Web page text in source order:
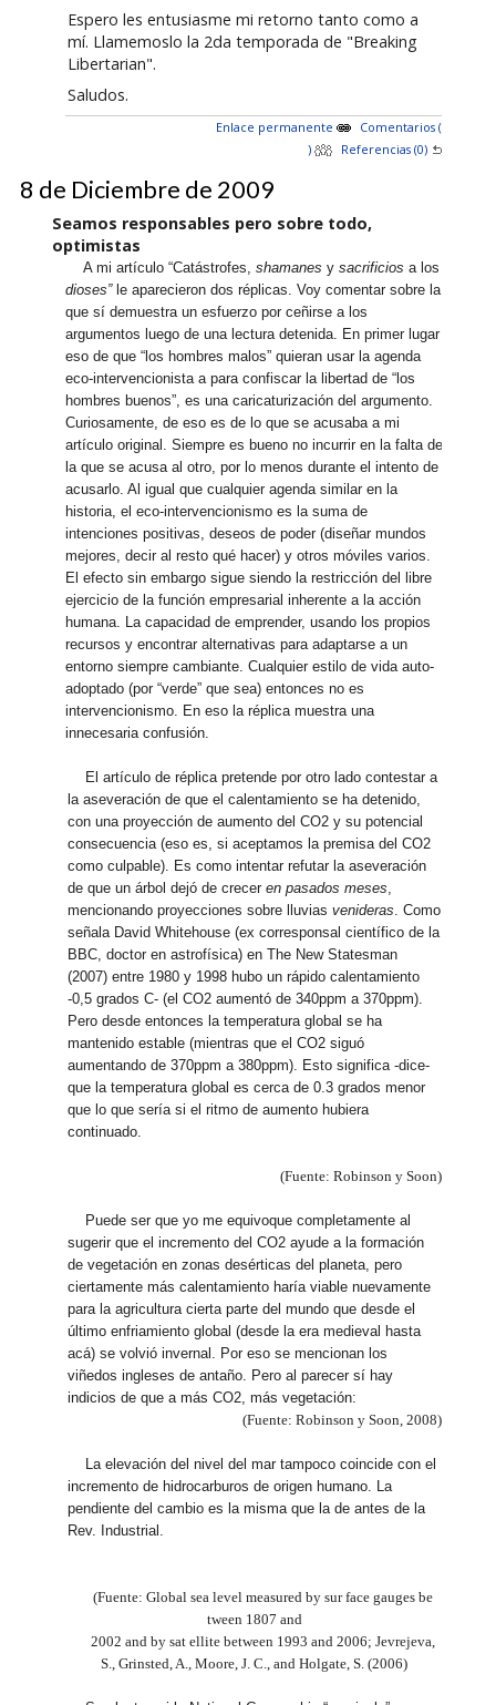
Espero les entusiasme mi retorno tanto como a
mí. Llamemoslo la 2da temporada de "Breaking
Libertarian".
Saludos.
Enlace permanente
Comentarios (
)
Referencias (0)
8 de Diciembre de 2009
Seamos responsables pero sobre todo,
optimistas
A mi artículo “Catástrofes,shamanes ysacrificios a los
dioses” le aparecieron dos réplicas. Voy comentar sobre la
que sí demuestra un esfuerzo por ceñirse a los
argumentos luego de una lectura detenida. En primer lugar
eso de que “los hombres malos” quieran usar la agenda
eco-intervencionista a para confiscar la libertad de “los
hombres buenos”, es una caricaturización del argumento.
Curiosamente, de eso es de lo que se acusaba a mi
artículo original. Siempre es bueno no incurrir en la falta de
la que se acusa al otro, por lo menos durante el intento de
acusarlo. Al igual que cualquier agenda similar en la
historia, el eco-intervencionismo es la suma de
intenciones positivas, deseos de poder (diseñar mundos
mejores, decir al resto qué hacer) y otros móviles varios.
El efecto sin embargo sigue siendo la restricción del libre
ejercicio de la función empresarial inherente a la acción
humana. La capacidad de emprender, usando los propios
recursos y encontrar alternativas para adaptarse a un
entorno siempre cambiante. Cualquier estilo de vida auto-
adoptado (por “verde” que sea) entonces no es
intervencionismo. En eso la réplica muestra una
innecesaria confusión.
El artículo de réplica pretende por otro lado contestar a
la aseveración de que el calentamiento se ha detenido,
con una proyección de aumento del CO2 y su potencial
consecuencia (eso es, si aceptamos la premisa del CO2
como culpable). Es como intentar refutar la aseveración
de que un árbol dejó de creceren pasados meses,
mencionando proyecciones sobre lluviasvenideras. Como
señala David Whitehouse (ex corresponsal científico de la
BBC, doctor en astrofísica) en The New Statesman
(2007) entre 1980 y 1998 hubo un rápido calentamiento
-0,5 grados C- (el CO2 aumentó de 340ppm a 370ppm).
Pero desde entonces la temperatura global se ha
mantenido estable (mientras que el CO2 siguó
aumentando de 370ppm a 380ppm). Esto significa -dice-
que la temperatura global es cerca de 0.3 grados menor
que lo que sería si el ritmo de aumento hubiera
continuado.
(Fuente: Robinson y Soon)
Puede ser que yo me equivoque completamente al
sugerir que el incremento del CO2 ayude a la formación
de vegetación en zonas desérticas del planeta, pero
ciertamente más calentamiento haría viable nuevamente
para la agricultura cierta parte del mundo que desde el
último enfriamiento global (desde la era medieval hasta
acá) se volvió invernal. Por eso se mencionan los
viñedos ingleses de antaño. Pero al parecer sí hay
indicios de que a más CO2, más vegetación:
(Fuente: Robinson y Soon, 2008)
La elevación del nivel del mar tampoco coincide con el
incremento de hidrocarburos de origen humano. La
pendiente del cambio es la misma que la de antes de la
Rev. Industrial.
(Fuente: Global sea level measured by sur face gauges be
tween 1807 and
2002 and by sat ellite between 1993 and 2006; Jevrejeva,
S., Grinsted, A., Moore, J. C., and Holgate, S. (2006)